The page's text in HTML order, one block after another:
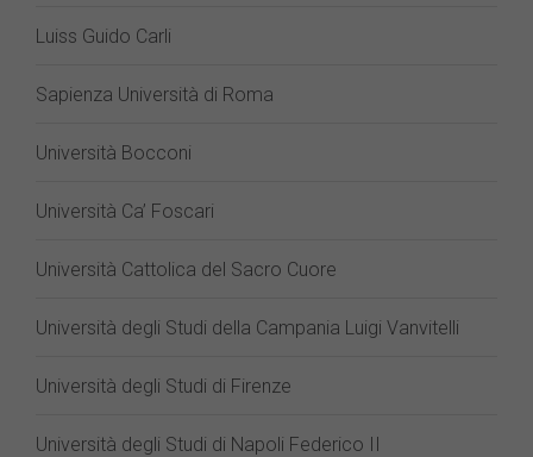
Luiss Guido Carli
Sapienza Università di Roma
Università Bocconi
Università Ca’ Foscari
Università Cattolica del Sacro Cuore
Università degli Studi della Campania Luigi Vanvitelli
Università degli Studi di Firenze
Università degli Studi di Napoli Federico II